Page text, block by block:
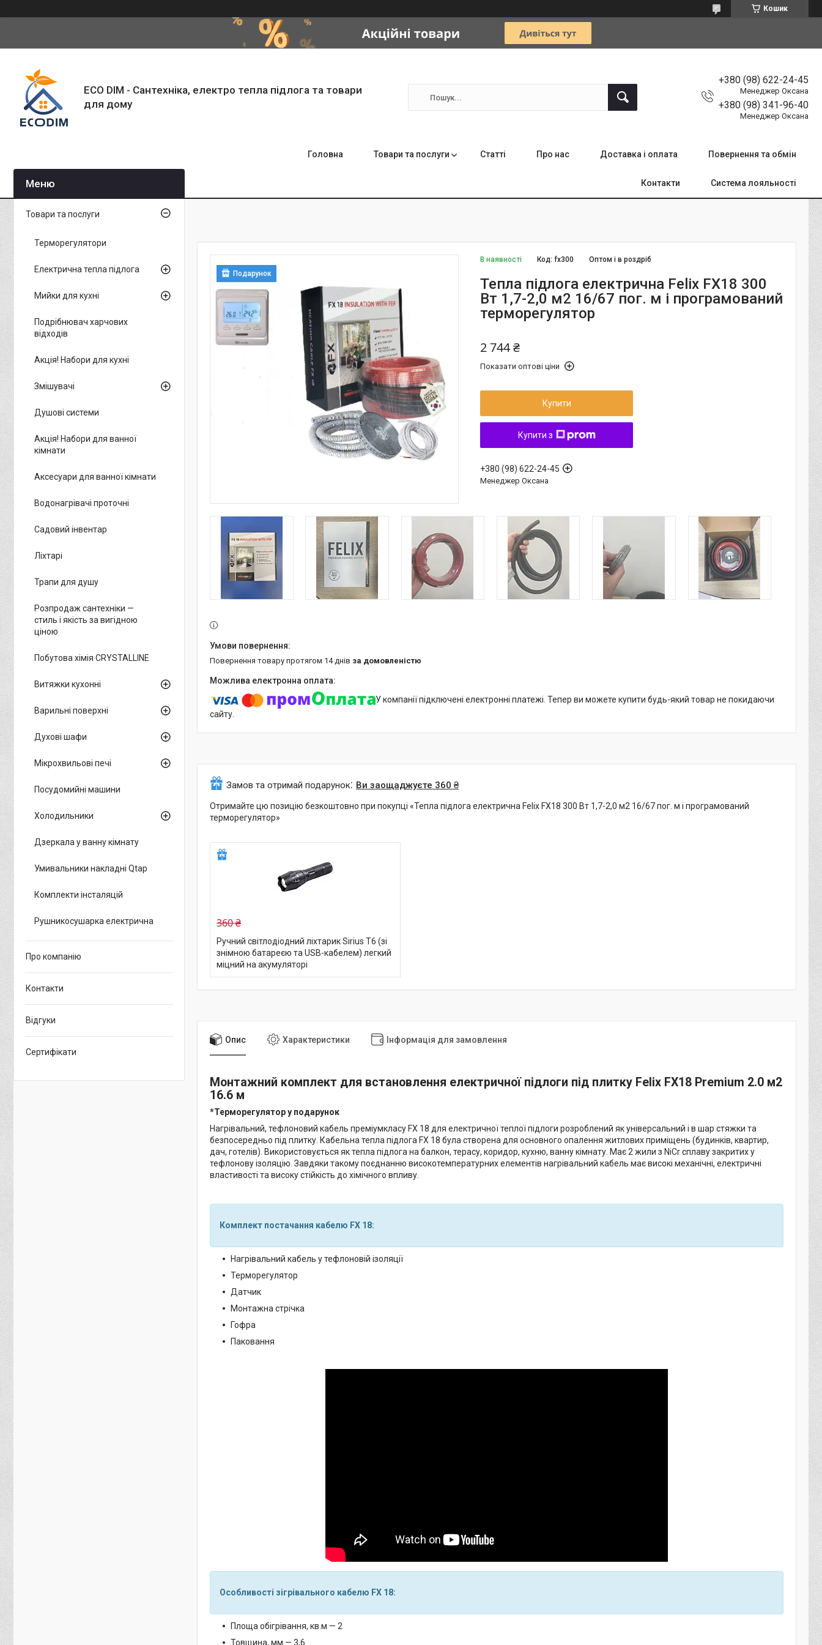
Кошик
ECO DIM - Сантехніка, електро тепла підлога та товари
для дому
+380 (98) 622-24-45
Менеджер Оксана
+380 (98) 341-96-40
Менеджер Оксана
Головна Товари та послуги Статті Про нас Доставка і оплата Повернення та обмін
Контакти Система лояльності
Подарунок
В наявності Оптом і в роздріб
Код:fx300
Тепла підлога електрична Felix FX18 300
Вт 1,7-2,0 м2 16/67 пог. м і програмований
терморегулятор
2 744 ₴
Показати оптові ціни
Купити
Купити з
+380 (98) 622-24-45
Менеджер Оксана
повернення товару протягом 14 днів за домовленістю
У компанії підключені електронні платежі. Тепер ви можете купити будь-який товар не покидаючи
сайту.
Замов та отримай подарунок Ви заощаджуєте 360 ₴
Отримайте цю позицію безкоштовно при покупці «Тепла підлога електрична Felix FX18 300 Вт 1,7-2,0 м2 16/67 пог. м і програмований
терморегулятор»
360 ₴
Ручний світлодіодний ліхтарик Sirius T6 (зі
знімною батареєю та USB-кабелем) легкий
міцний на акумуляторі
Опис Характеристики Інформація для замовлення
Монтажний комплект для встановлення електричної підлоги під плитку Felix FX18 Premium 2.0 м2
16.6 м
*Терморегулятор у подарунок
Нагрівальний, тефлоновий кабель преміумкласу FX 18 для електричної теплої підлоги розроблений як універсальний і в шар стяжки та
безпосередньо під плитку. Кабельна тепла підлога FX 18 була створена для основного опалення житлових приміщень (будинків, квартир,
дач, готелів). Використовується як тепла підлога на балкон, терасу, коридор, кухню, ванну кімнату. Має 2 жили з NiCr сплаву закритих у
тефлонову ізоляцію. Завдяки такому поєднанню високотемпературних елементів нагрівальний кабель має високі механічні, електричні
властивості та високу стійкість до хімічного впливу.
Комплект постачання кабелю FX 18:
Нагрівальний кабель у тефлоновій ізоляції
Терморегулятор
Датчик
Монтажна стрічка
Гофра
Паковання
Особливості зігрівального кабелю FX 18:
Площа обігрівання, кв.м — 2
Товщина, мм — 3,6
Товари та послуги
Терморегулятори
Електрична тепла підлога
Мийки для кухні
Подрібнювач харчових
відходів
Акція! Набори для кухні
Змішувачі
Душові системи
Акція! Набори для ванної
кімнати
Аксесуари для ванної кімнати
Водонагрівачі проточні
Садовий інвентар
Ліхтарі
Трапи для душу
Розпродаж сантехніки —
стиль і якість за вигідною
ціною
Побутова хімія CRYSTALLINE
Витяжки кухонні
Варильні поверхні
Духові шафи
Мікрохвильові печі
Посудомийні машини
Холодильники
Дзеркала у ванну кімнату
Умивальники накладні Qtap
Комплекти інсталяцій
Рушникосушарка електрична
Про компанію
Контакти
Відгуки
Сертифікати